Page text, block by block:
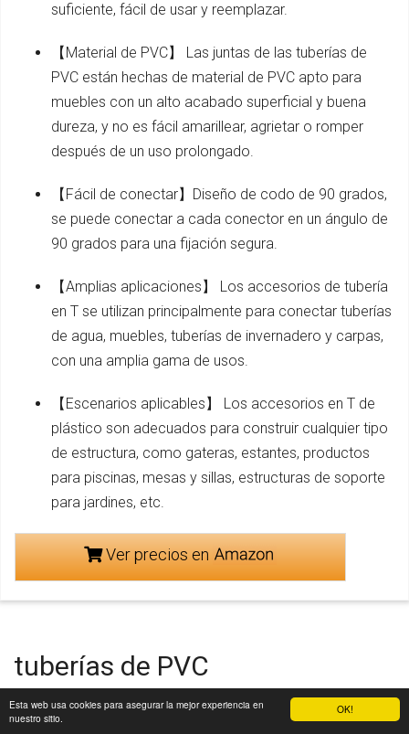
OK!
Esta web usa cookies para asegurar la mejor experiencia en
nuestro sitio.
suficiente, fácil de usar y reemplazar.
【Material de PVC】 Las juntas de las tuberías de
PVC están hechas de material de PVC apto para
muebles con un alto acabado superficial y buena
dureza, y no es fácil amarillear, agrietar o romper
después de un uso prolongado.
【Fácil de conectar】Diseño de codo de 90 grados,
se puede conectar a cada conector en un ángulo de
90 grados para una fijación segura.
【Amplias aplicaciones】 Los accesorios de tubería
en T se utilizan principalmente para conectar tuberías
de agua, muebles, tuberías de invernadero y carpas,
con una amplia gama de usos.
【Escenarios aplicables】 Los accesorios en T de
plástico son adecuados para construir cualquier tipo
de estructura, como gateras, estantes, productos
para piscinas, mesas y sillas, estructuras de soporte
para jardines, etc.
Ver precios en
tuberías de PVC